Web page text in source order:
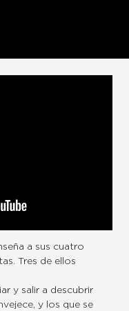
a sus cuatro
Tres de ellos
y salir a descubrir
y los que se